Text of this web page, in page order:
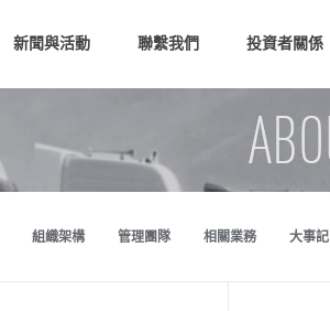
新聞與活動 聯繫我們 投資者關係
組織架構 管理團隊 相關業務 大事記